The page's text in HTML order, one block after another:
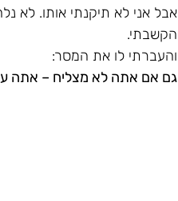
אבל אני לא תיקנתי אותו. לא
הקשבתי.
והעברתי לו את המסר:
גם אם אתה לא מצליח – אתה